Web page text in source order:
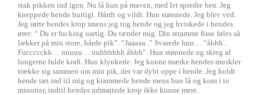
stak pikken ind igen. Nu lå hun på maven, med let spredte ben. Jeg
kneppede hende hurtigt. Hårdt og vildt. Hun stønnede. Jeg blev ved.
Jeg rørte hendes krop imens jeg tog hende og jeg hviskede i hendes
ører: “ Du er fucking uartig. Du tænder mig. Din stramme fisse føles så
lækker på min store, hårde pik”. “Jaaaaa..” Svarede hun… “åhhh..
Fuccccckk… nuuuu… uuhhhhhh åhhh”. Hun stønnede og skreg af
lungerne fulde kraft. Hun klynkede. Jeg kunne mærke hendes muskler
trække sig sammen om min pik, der var dybt oppe i hende. Jeg holdt
hende tæt ind til mig og krammede hende mens hun lå og kom i to
minutter, indtil hendes udmattede krop ikke kunne mere.